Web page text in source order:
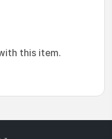
this item.